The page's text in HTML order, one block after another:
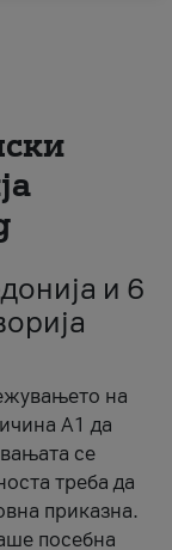
и 6
на
А1 да
се
треба да
приказна.
посебна